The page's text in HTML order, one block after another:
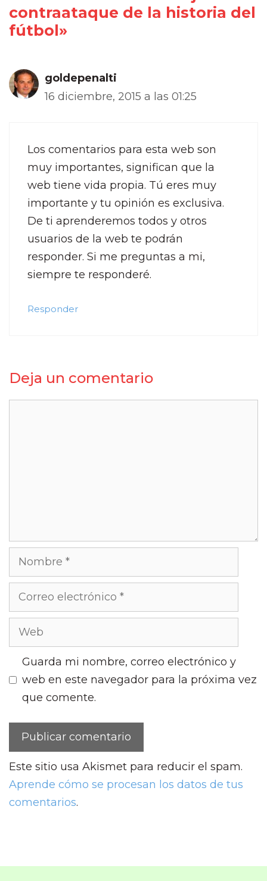
contraataque de la historia del
fútbol»
goldepenalti
16 diciembre, 2015 a las 01:25
Los comentarios para esta web son
muy importantes, significan que la
web tiene vida propia. Tú eres muy
importante y tu opinión es exclusiva.
De ti aprenderemos todos y otros
usuarios de la web te podrán
responder. Si me preguntas a mi,
siempre te responderé.
Responder
Deja un comentario
Guarda mi nombre, correo electrónico y
web en este navegador para la próxima vez
que comente.
Este sitio usa Akismet para reducir el spam.
Aprende cómo se procesan los datos de tus
comentarios.